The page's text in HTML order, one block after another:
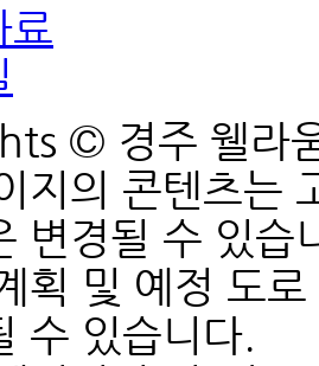
료
© 경주 웰라
지의 콘텐츠는
변경될 수 있습
획 및 예정 도로
수 있습니다.